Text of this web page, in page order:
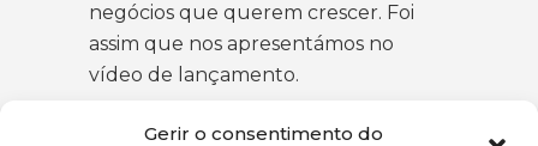
Gerir o consentimento do
negócios que querem crescer. Foi
assim que nos apresentámos no
vídeo de lançamento.
Conversamos a caminhar, lado a lado,